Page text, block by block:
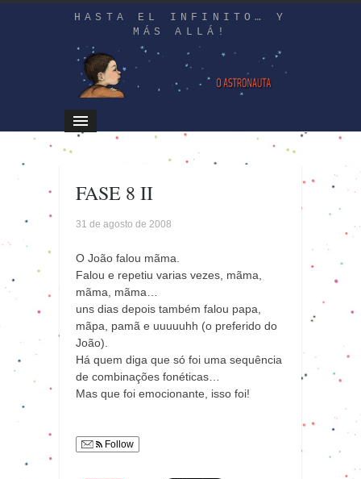
HASTA EL INFINITO… Y
MÁS ALLÁ!
FASE 8 II
31 de agosto de 2008
O João falou mãma.
Falou e repetiu varias vezes, mãma,
mãma, mãma…
uns dias depois também falou papa,
mãpa, pamã e uuuuuhh (o preferido do
João).
Há quem diga que só foi uma sequência
de combinações fonéticas…
Mas que foi emocionante, isso foi!
Follow